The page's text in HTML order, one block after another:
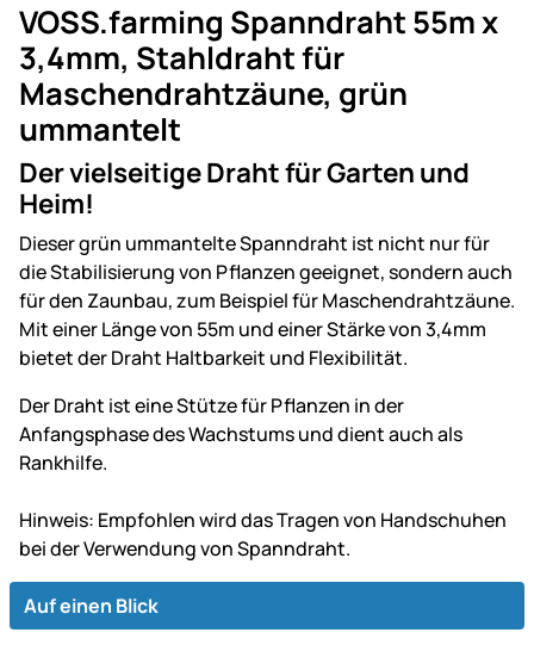
VOSS.farming Spanndraht 55m x
3,4mm, Stahldraht für
Maschendrahtzäune, grün
ummantelt
Der vielseitige Draht für Garten und
Heim!
Dieser grün ummantelte Spanndraht ist nicht nur für
die Stabilisierung von Pflanzen geeignet, sondern auch
für den Zaunbau, zum Beispiel für Maschendrahtzäune.
Mit einer Länge von 55m und einer Stärke von 3,4mm
bietet der Draht Haltbarkeit und Flexibilität.
Der Draht ist eine Stütze für Pflanzen in der
Anfangsphase des Wachstums und dient auch als
Rankhilfe.
Hinweis: Empfohlen wird das Tragen von Handschuhen
bei der Verwendung von Spanndraht.
Auf einen Blick